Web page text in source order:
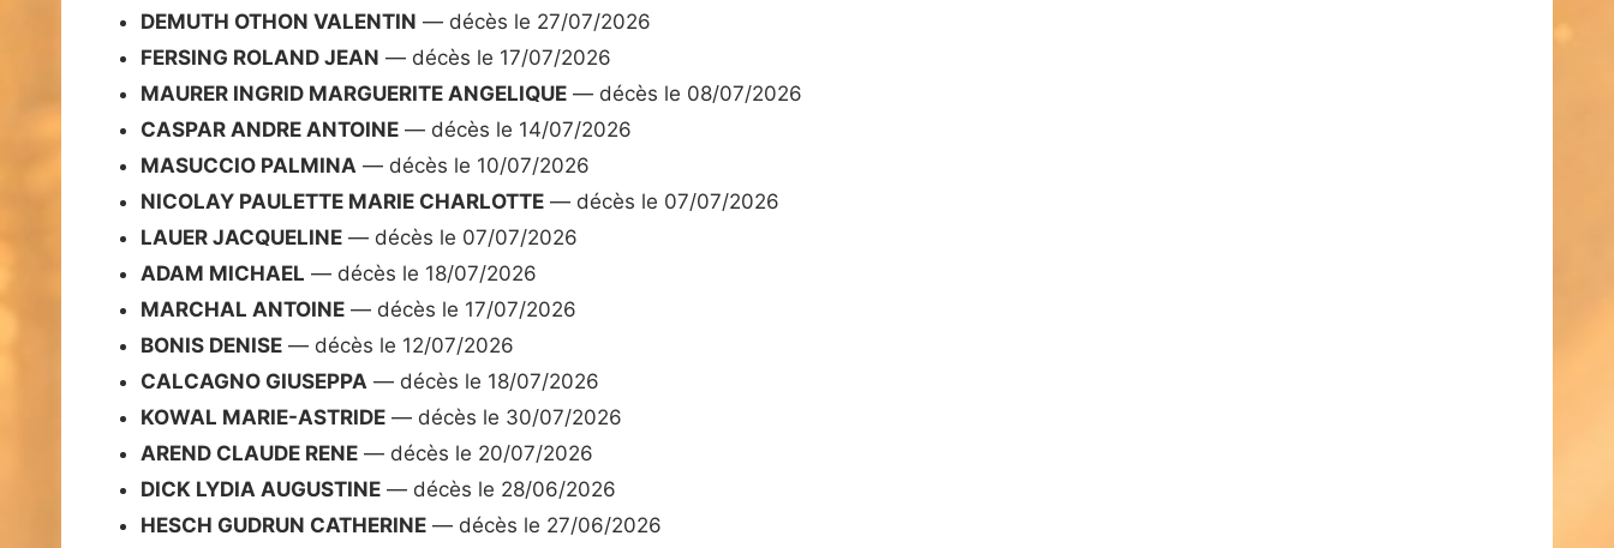
DEMUTH OTHON VALENTIN — décès le 27/07/2026
FERSING ROLAND JEAN — décès le 17/07/2026
MAURER INGRID MARGUERITE ANGELIQUE — décès le 08/07/2026
CASPAR ANDRE ANTOINE — décès le 14/07/2026
MASUCCIO PALMINA — décès le 10/07/2026
NICOLAY PAULETTE MARIE CHARLOTTE — décès le 07/07/2026
LAUER JACQUELINE — décès le 07/07/2026
ADAM MICHAEL — décès le 18/07/2026
MARCHAL ANTOINE — décès le 17/07/2026
BONIS DENISE — décès le 12/07/2026
CALCAGNO GIUSEPPA — décès le 18/07/2026
KOWAL MARIE-ASTRIDE — décès le 30/07/2026
AREND CLAUDE RENE — décès le 20/07/2026
DICK LYDIA AUGUSTINE — décès le 28/06/2026
HESCH GUDRUN CATHERINE — décès le 27/06/2026